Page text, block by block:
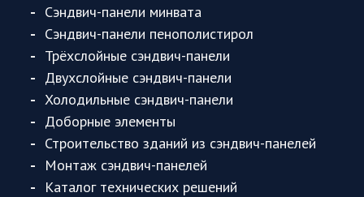
Сэндвич-панели минвата
Сэндвич-панели пенополистирол
Трёхслойные сэндвич-панели
Двухслойные сэндвич-панели
Холодильные сэндвич-панели
Доборные элементы
Строительство зданий из сэндвич-панелей
Монтаж сэндвич-панелей
Каталог технических решений